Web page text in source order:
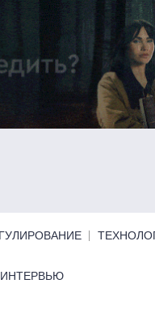
ИНТЕРВЬЮ